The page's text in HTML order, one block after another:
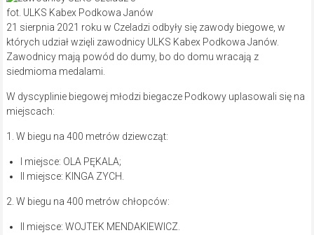
fot. ULKS Kabex Podkowa Janów
21 sierpnia 2021 roku w Czeladzi odbyły się zawody biegowe, w
których udział wzięli zawodnicy ULKS Kabex Podkowa Janów.
Zawodnicy mają powód do dumy, bo do domu wracają z
siedmioma medalami.
W dyscyplinie biegowej młodzi biegacze Podkowy uplasowali się na
miejscach:
1. W biegu na 400 metrów dziewcząt:
I miejsce: OLA PĘKALA;
II miejsce: KINGA ZYCH.
2. W biegu na 400 metrów chłopców:
II miejsce: WOJTEK MENDAKIEWICZ.